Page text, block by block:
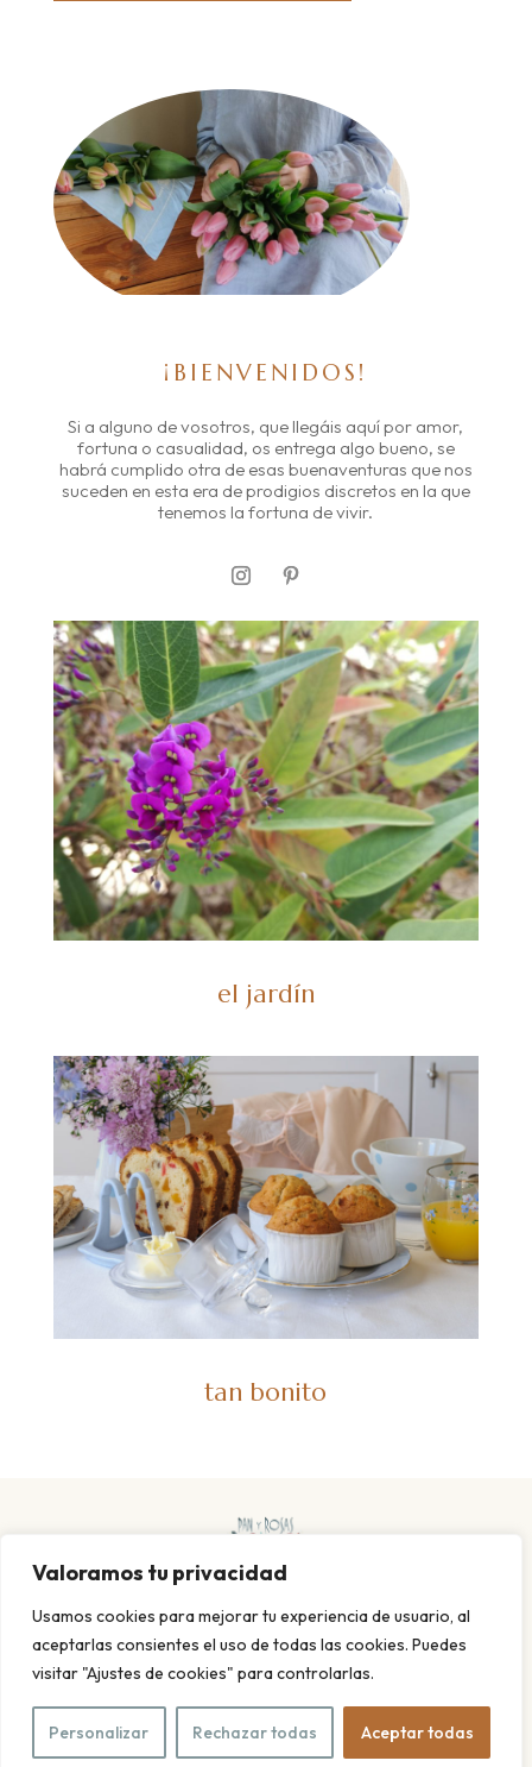
Valoramos tu privacidad
Usamos cookies para mejorar tu experiencia de usuario, al
aceptarlas consientes el uso de todas las cookies. Puedes
visitar "Ajustes de cookies" para controlarlas.
Personalizar Rechazar todas Aceptar todas
¡BIENVENIDOS!
Si a alguno de vosotros, que llegáis aquí por amor,
fortuna o casualidad, os entrega algo bueno, se
habrá cumplido otra de esas buenaventuras que nos
suceden en esta era de prodigios discretos en la que
tenemos la fortuna de vivir.
el jardín
tan bonito
© 2026 Pan y rosas. Todos los derechos reservados. Diseño